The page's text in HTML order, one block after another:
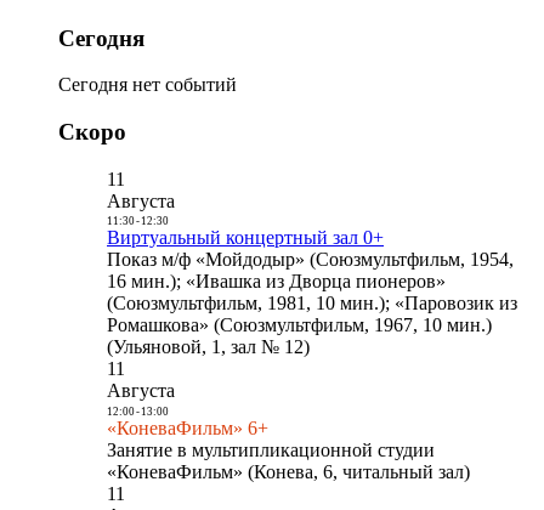
Сегодня
Сегодня нет событий
Скоро
11
Августа
11:30- 12:30
Виртуальный концертный зал 0+
Показ м/ф «Мойдодыр» (Союзмультфильм, 1954,
16 мин.); «Ивашка из Дворца пионеров»
(Союзмультфильм, 1981, 10 мин.); «Паровозик из
Ромашкова» (Союзмультфильм, 1967, 10 мин.)
(Ульяновой, 1, зал № 12)
11
Августа
12:00- 13:00
«КоневаФильм» 6+
Занятие в мультипликационной студии
«КоневаФильм» (Конева, 6, читальный зал)
11